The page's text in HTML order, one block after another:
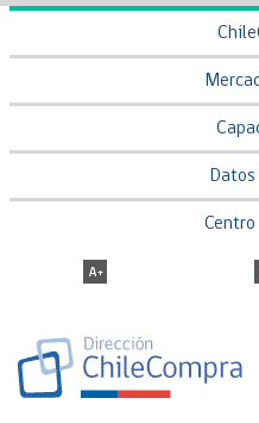
Datos
Centro